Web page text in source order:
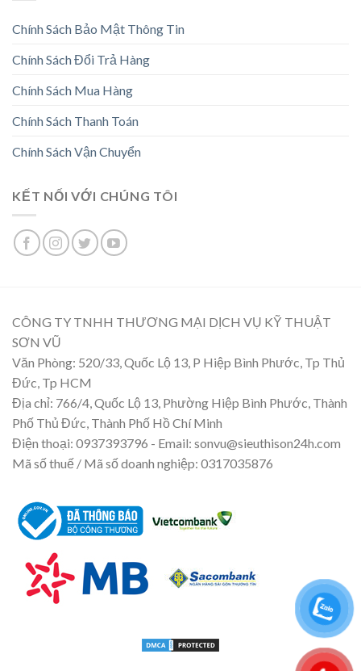
Chính Sách Bảo Mật Thông Tin
Chính Sách Đổi Trả Hàng
Chính Sách Mua Hàng
Chính Sách Thanh Toán
Chính Sách Vận Chuyển
KẾT NỐI VỚI CHÚNG TÔI
CÔNG TY TNHH THƯƠNG MẠI DỊCH VỤ KỸ THUẬT
SƠN VŨ
Văn Phòng: 520/33, Quốc Lộ 13, P Hiệp Bình Phước, Tp Thủ
Đức, Tp HCM
Địa chỉ: 766/4, Quốc Lộ 13, Phường Hiệp Bình Phước, Thành
Phố Thủ Đức, Thành Phố Hồ Chí Minh
Điện thoại: 0937393796 - Email: sonvu@sieuthison24h.com
Mã số thuế / Mã số doanh nghiệp: 0317035876